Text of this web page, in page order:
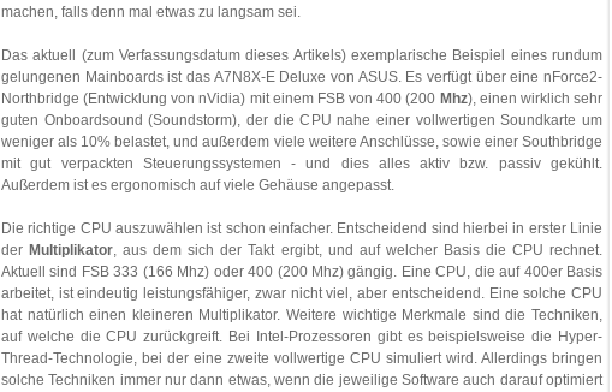
machen, falls denn mal etwas zu langsam sei.
Das aktuell (zum Verfassungsdatum dieses Artikels) exemplarische Beispiel eines rundum
gelungenen Mainboards ist das A7N8X-E Deluxe von ASUS. Es verfügt über eine nForce2-
Northbridge (Entwicklung von nVidia) mit einem FSB von 400 (200 Mhz), einen wirklich sehr
guten Onboardsound (Soundstorm), der die CPU nahe einer vollwertigen Soundkarte um
weniger als 10% belastet, und außerdem viele weitere Anschlüsse, sowie einer Southbridge
mit gut verpackten Steuerungssystemen - und dies alles aktiv bzw. passiv gekühlt.
Außerdem ist es ergonomisch auf viele Gehäuse angepasst.
Die richtige CPU auszuwählen ist schon einfacher. Entscheidend sind hierbei in erster Linie
der Multiplikator, aus dem sich der Takt ergibt, und auf welcher Basis die CPU rechnet.
Aktuell sind FSB 333 (166 Mhz) oder 400 (200 Mhz) gängig. Eine CPU, die auf 400er Basis
arbeitet, ist eindeutig leistungsfähiger, zwar nicht viel, aber entscheidend. Eine solche CPU
hat natürlich einen kleineren Multiplikator. Weitere wichtige Merkmale sind die Techniken,
auf welche die CPU zurückgreift. Bei Intel-Prozessoren gibt es beispielsweise die Hyper-
Thread-Technologie, bei der eine zweite vollwertige CPU simuliert wird. Allerdings bringen
solche Techniken immer nur dann etwas, wenn die jeweilige Software auch darauf optimiert